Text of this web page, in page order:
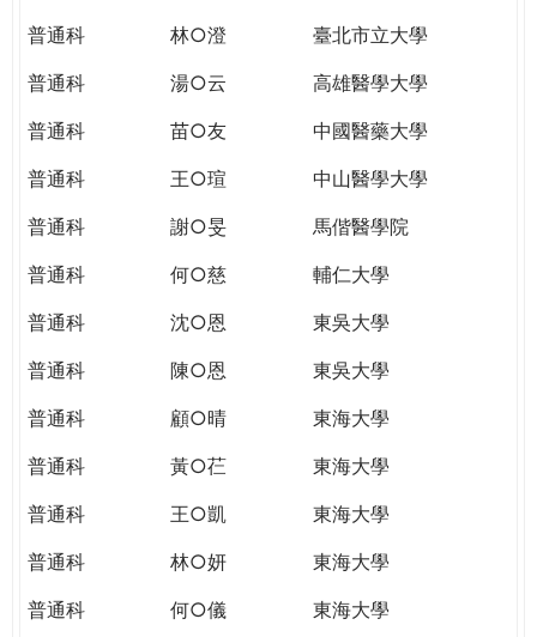
普通科
林○澄
臺北市立大學
普通科
湯○云
高雄醫學大學
普通科
苗○友
中國醫藥大學
普通科
王○瑄
中山醫學大學
普通科
謝○旻
馬偕醫學院
普通科
何○慈
輔仁大學
普通科
沈○恩
東吳大學
普通科
陳○恩
東吳大學
普通科
顧○晴
東海大學
普通科
黃○芢
東海大學
普通科
王○凱
東海大學
普通科
林○妍
東海大學
普通科
何○儀
東海大學